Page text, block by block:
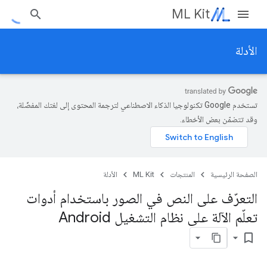
ML Kit
الأدلة
تستخدم Google تكنولوجيا الذكاء الاصطناعي لترجمة المحتوى إلى لغتك المفضّلة،
وقد تتضمّن بعض الأخطاء.
الصفحة الرئيسية المنتجات ML Kit الأدلة
التعرّف على النص في الصور باستخدام أدوات
تعلّم الآلة على نظام التشغيل Android
bookmark_border